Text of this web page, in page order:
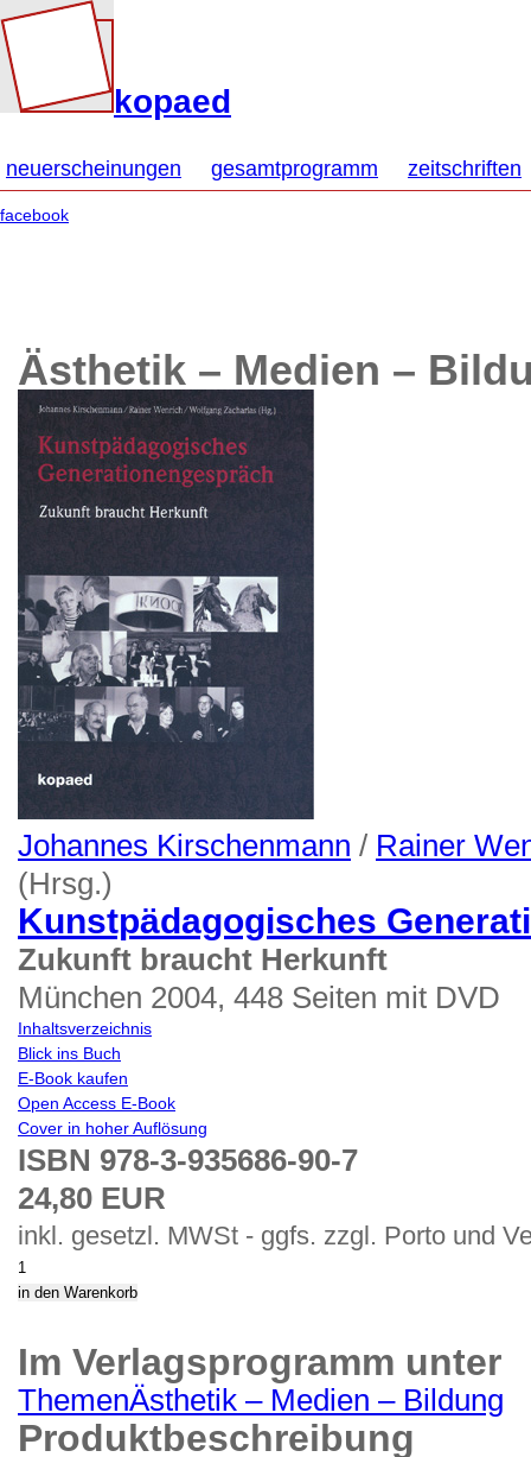
kopaed
neuerscheinungen gesamtprogramm zeitschriften
facebook
Ästhetik – Medien –
Johannes Kirschenmann / Rainer
(Hrsg.)
Kunstpädagogisches
Zukunft braucht Herkunft
München 2004, 448 Seiten mit DVD
Inhaltsverzeichnis
Blick ins Buch
E-Book kaufen
Open Access E-Book
Cover in hoher Auflösung
ISBN 978-3-935686-90-7
24,80 EUR
inkl. gesetzl. MWSt - ggfs. zzgl. Porto und
Im Verlagsprogramm unter
ThemenÄsthetik – Medien – Bildung
Produktbeschreibung